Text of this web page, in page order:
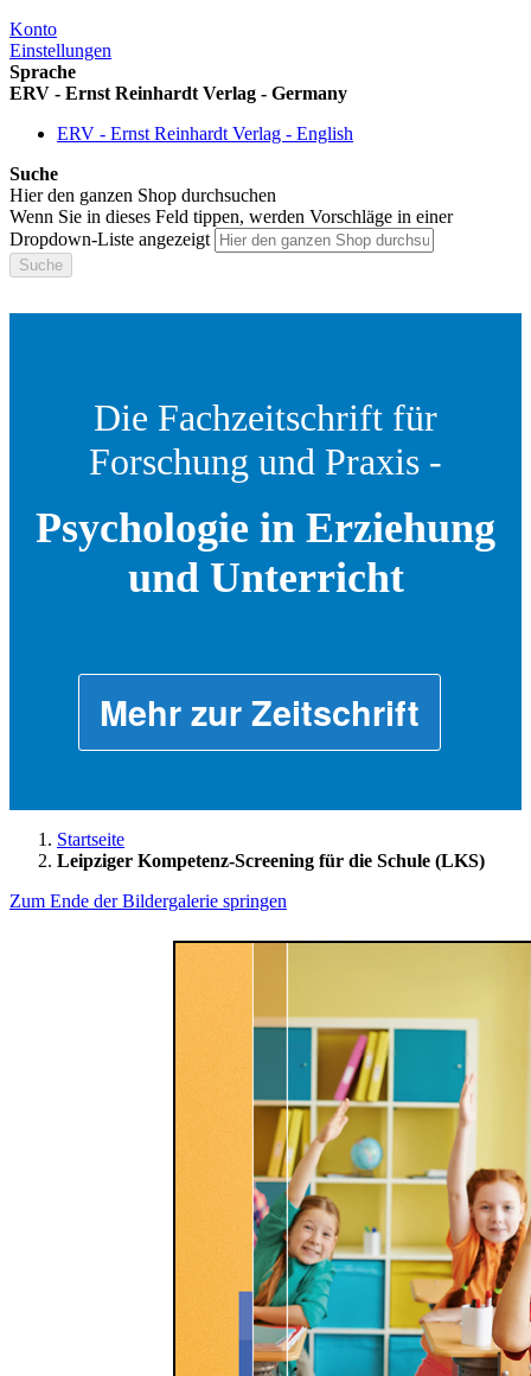
Konto
Einstellungen
Sprache
ERV - Ernst Reinhardt Verlag - Germany
ERV - Ernst Reinhardt Verlag - English
Suche
Hier den ganzen Shop durchsuchen
Wenn Sie in dieses Feld tippen, werden Vorschläge in einer
Dropdown-Liste angezeigt
Suche
Die Fachzeitschrift für
Forschung und Praxis -
Psychologie in Erziehung
und Unterricht
Mehr zur Zeitschrift
Startseite
Leipziger Kompetenz-Screening für die Schule (LKS)
Zum Ende der Bildergalerie springen